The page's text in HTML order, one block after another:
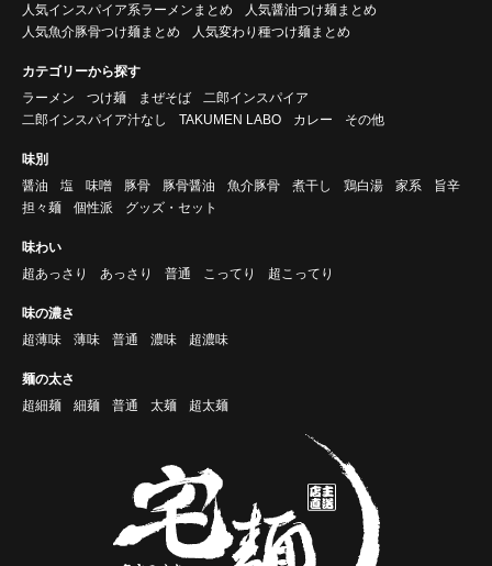
人気インスパイア系ラーメンまとめ
人気醤油つけ麺まとめ
人気魚介豚骨つけ麺まとめ
人気変わり種つけ麺まとめ
カテゴリーから探す
ラーメン
つけ麺 まぜそば
二郎インスパイア
二郎インスパイア汁なし
TAKUMEN LABO カレー その他
味別
醤油
塩 味噌 豚骨 豚骨醤油 魚介豚骨 煮干し 鶏白湯 家系
旨辛
担々麺
個性派 グッズ・セット
味わい
超あっさり
あっさり 普通 こってり 超こってり
味の濃さ
超薄味
薄味 普通 濃味 超濃味
麺の太さ
超細麺
細麺 普通 太麺 超太麺